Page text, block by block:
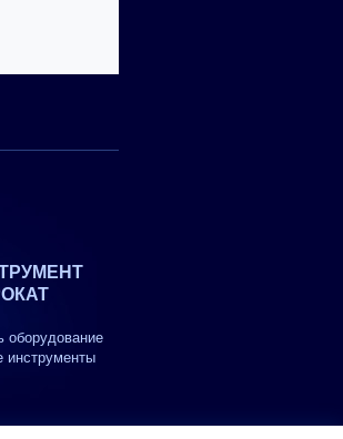
оборудование
инструменты